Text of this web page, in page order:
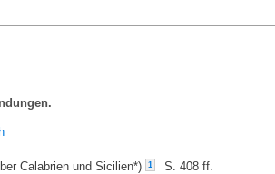
Calabrien und Sicilien*) 1
S. 408 ff.